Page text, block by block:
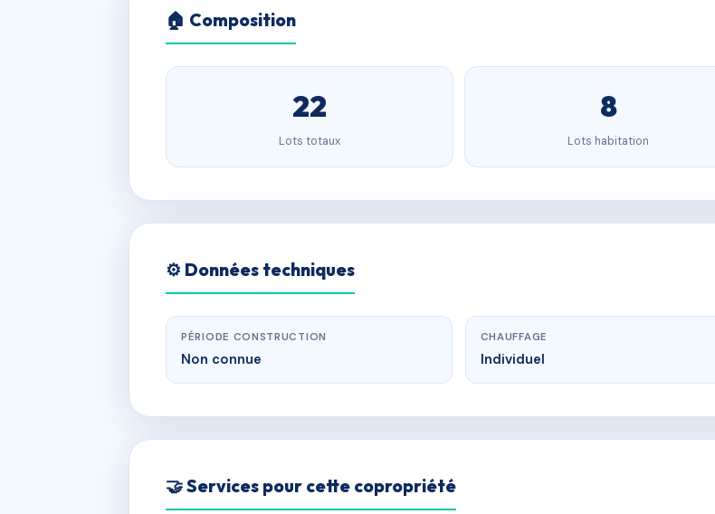
🏠 Composition
22
Lots totaux
8
Lots habitation
⚙️ Données techniques
PÉRIODE CONSTRUCTION
Non connue
CHAUFFAGE
Individuel
🤝 Services pour cette copropriété